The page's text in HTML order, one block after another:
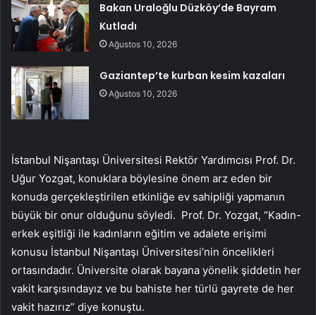
Bakan Uraloğlu Düzköy’de Bayram
Kutladı
Ağustos 10, 2026
Gaziantep’te kurban kesim kazaları
Ağustos 10, 2026
İstanbul Nişantaşı Üniversitesi Rektör Yardımcısı Prof. Dr.
Uğur Yozgat, konuklara böylesine önem arz eden bir
konuda gerçekleştirilen etkinliğe ev sahipliği yapmanın
büyük bir onur olduğunu söyledi. Prof. Dr. Yozgat, “Kadın-
erkek eşitliği ile kadınların eğitim ve adalete erişimi
konusu İstanbul Nişantaşı Üniversitesi’nin öncelikleri
ortasındadır. Üniversite olarak bayana yönelik şiddetin her
vakit karşısındayız ve bu bahiste her türlü gayrete de her
vakit hazırız” diye konuştu.